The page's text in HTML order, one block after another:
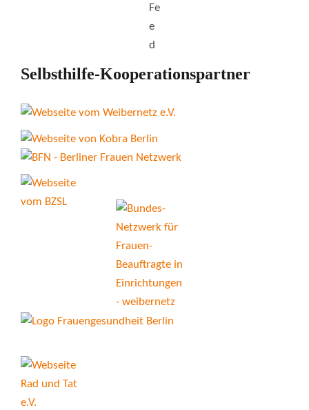
Selbsthilfe-Kooperationspartner